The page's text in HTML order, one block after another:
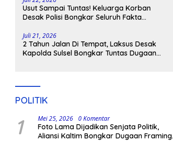
Usut Sampai Tuntas! Keluarga Korban
Desak Polisi Bongkar Seluruh Fakta
Juli 21, 2026
2 Tahun Jalan Di Tempat, Laksus Desak
Kapolda Sulsel Bongkar Tuntas Dugaan
POLITIK
1 Mei 25, 2026 0 Komentar
Foto Lama Dijadikan Senjata Politik,
Aliansi Kaltim Bongkar Dugaan Framing